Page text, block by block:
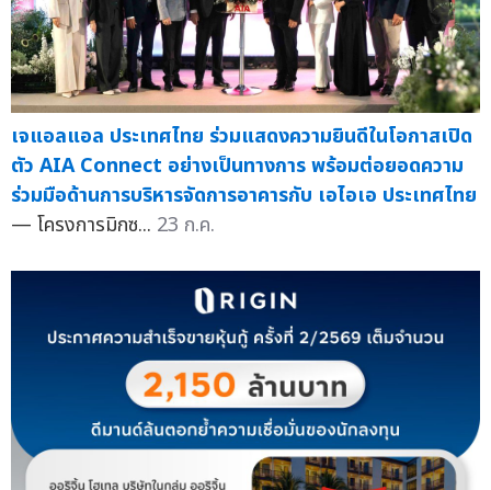
เจแอลแอล ประเทศไทย ร่วมแสดงความยินดีในโอกาสเปิด
ตัว AIA Connect อย่างเป็นทางการ พร้อมต่อยอดความ
ร่วมมือด้านการบริหารจัดการอาคารกับ เอไอเอ ประเทศไทย
— โครงการมิกซ... 23 ก.ค.